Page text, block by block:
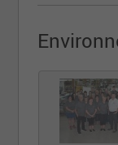
draperies.
leader de
expérience
d’élégance
fabriqués